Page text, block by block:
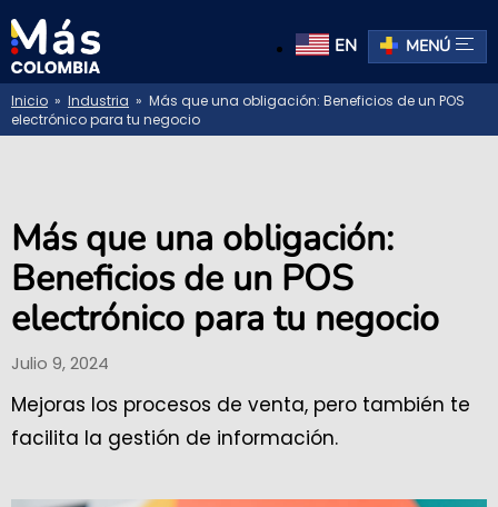
EN MENÚ
Inicio » Industria » Más que una obligación: Beneficios de un POS
electrónico para tu negocio
Más que una obligación:
Beneficios de un POS
electrónico para tu negocio
Julio 9, 2024
Mejoras los procesos de venta, pero también te
facilita la gestión de información.